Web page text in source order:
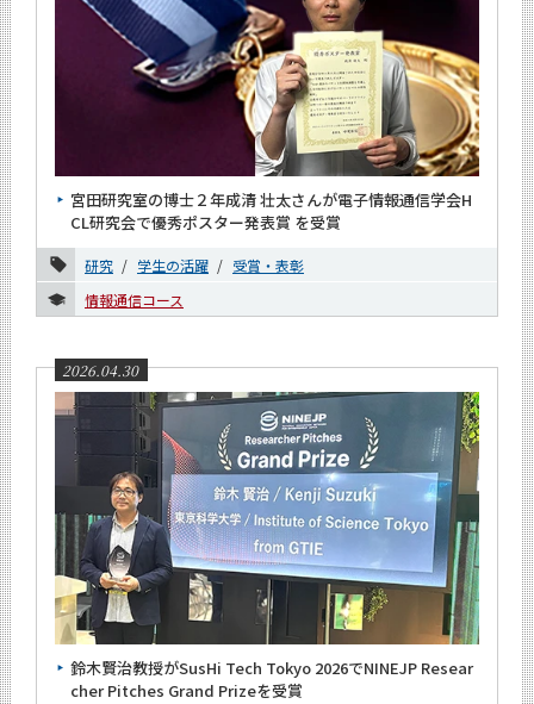
宮田研究室の博士２年成清 壮太さんが電子情報通信学会H
CL研究会で優秀ポスター発表賞 を受賞
研究 学生の活躍
受賞・表彰
情報通信コース
2026.04.30
鈴木賢治教授がSusHi Tech Tokyo 2026でNINEJP Resear
cher Pitches Grand Prizeを受賞
学内向け情報
CLOSE